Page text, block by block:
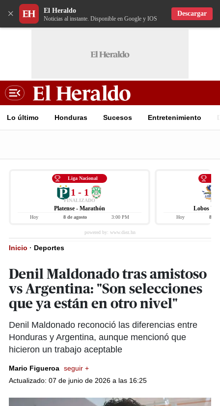
× El Heraldo
Noticias al instante. Disponible en Google y IOS
Descargar
Lo último Honduras Sucesos Entretenimiento
Liga Nacional
1 - 1
FINALIZADO
Platense - Marathón
Hoy 8 de agosto 3:00 PM
Lobos
Hoy 8 de
Inicio · Deportes
Denil Maldonado tras amistoso
vs Argentina: "Son selecciones
que ya están en otro nivel"
Denil Maldonado reconoció las diferencias entre
Honduras y Argentina, aunque mencionó que
hicieron un trabajo aceptable
Mario Figueroa seguir +
Actualizado: 07 de junio de 2026 a las 16:25